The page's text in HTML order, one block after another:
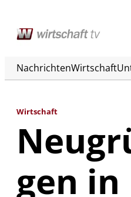
NachrichtenWirtschaft
Wirtschaft
gen in